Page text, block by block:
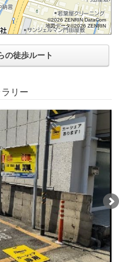
©2026 ZENRIN DataCom
地図データ©2026 ZENRIN
の徒歩ルート
リー